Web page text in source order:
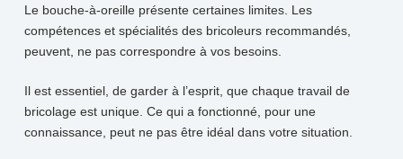
Le bouche-à-oreille présente certaines limites. Les
compétences et spécialités des bricoleurs recommandés,
peuvent, ne pas correspondre à vos besoins.
Il est essentiel, de garder à l’esprit, que chaque travail de
bricolage est unique. Ce qui a fonctionné, pour une
connaissance, peut ne pas être idéal dans votre situation.